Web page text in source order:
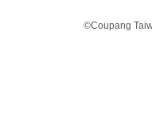
©Coupang